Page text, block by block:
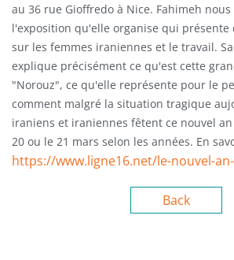
au 36 rue Gioffredo à Nice. Fahimeh
l'exposition qu'elle organise qui présente
sur les femmes iraniennes et le travail.
explique précisément ce qu'est cette
"Norouz", ce qu'elle représente pour le
comment malgré la situation tragique
iraniens et iraniennes fêtent ce nouvel
20 ou le 21 mars selon les années. En
https://www.ligne16.net/le-nouvel-
Back